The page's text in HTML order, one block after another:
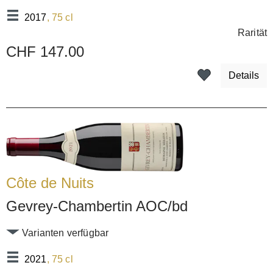
2017, 75 cl
Rarität
CHF 147.00
Details
Côte de Nuits
Gevrey-Chambertin AOC/bd
2021, 75 cl
Varianten verfügbar